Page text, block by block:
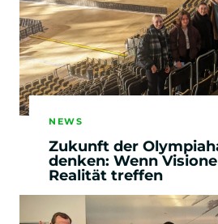
NEWS
Zukunft der
denken: Wenn
Realität treffen